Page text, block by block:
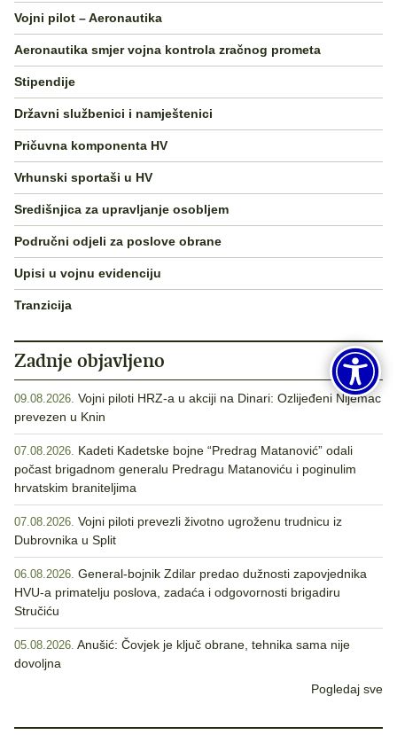
Vojni pilot – Aeronautika
Aeronautika smjer vojna kontrola zračnog prometa
Stipendije
Državni službenici i namještenici
Pričuvna komponenta HV
Vrhunski sportaši u HV
Središnjica za upravljanje osobljem
Područni odjeli za poslove obrane
Upisi u vojnu evidenciju
Tranzicija
Zadnje objavljeno
09.08.2026. Vojni piloti HRZ-a u akciji na Dinari: Ozlijeđeni Nijemac
prevezen u Knin
07.08.2026.
Kadeti Kadetske bojne “Predrag Matanović” odali
počast brigadnom generalu Predragu Matanoviću i poginulim
hrvatskim braniteljima
07.08.2026. Vojni piloti prevezli životno ugroženu trudnicu iz
Dubrovnika u Split
06.08.2026. General-bojnik Zdilar predao dužnosti zapovjednika
HVU-a primatelju poslova, zadaća i odgovornosti brigadiru
Stručiću
05.08.2026. Anušić: Čovjek je ključ obrane, tehnika sama nije
dovoljna
Pogledaj sve